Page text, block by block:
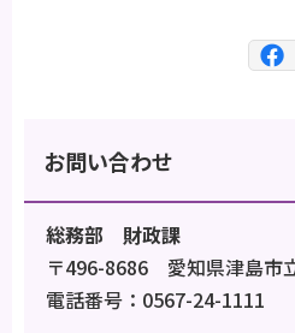
お問い合わせ
総務部 財政課
〒496-8686 愛知県津島市
電話番号：0567-24-1111